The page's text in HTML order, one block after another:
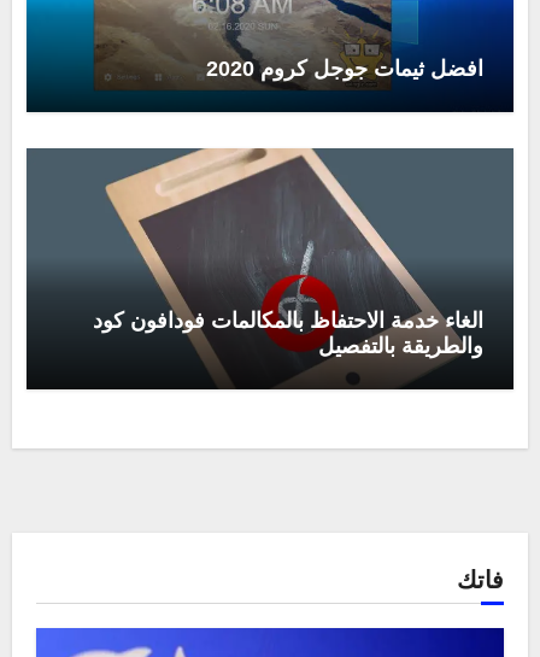
افضل ثيمات جوجل كروم 2020
الغاء خدمة الاحتفاظ بالمكالمات فودافون كود
والطريقة بالتفصيل
فاتك